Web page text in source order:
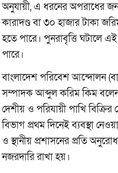
অনুযায়ী, এ ধরনের অপরাধের
কারাদণ্ড বা ৩০ হাজার টাকা
হতে পারে। পুনরাবৃত্তি ঘটালে
পারে।
বাংলাদেশ পরিবেশ আন্দোলন
সম্পাদক আব্দুল করিম কিম
দেশীয় ও পরিযায়ী পাখি বিক্রির
বিভাগ প্রথম দিনেই ব্যবস্থা
ও স্থানীয় প্রশাসনের প্রতি
নজরদারি রাখা হয়।